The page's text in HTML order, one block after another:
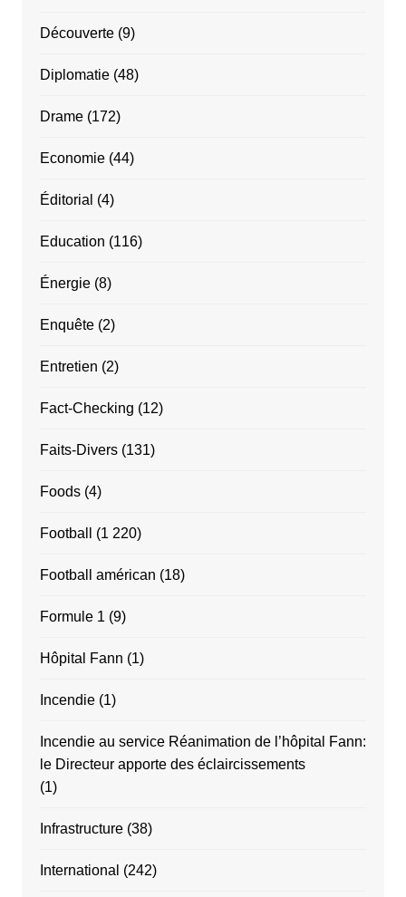
Découverte(9)
Diplomatie(48)
Drame(172)
Economie(44)
Éditorial (4)
Education (116)
Énergie(8)
Enquête(2)
Entretien (2)
Fact-Checking (12)
Faits-Divers(131)
Foods(4)
Football (1 220)
Football américan (18)
Formule 1 (9)
Hôpital Fann (1)
Incendie(1)
Incendie au service Réanimation de l’hôpital Fann:
le Directeur apporte des éclaircissements
(1)
Infrastructure(38)
International (242)